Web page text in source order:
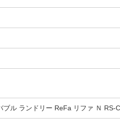
ル ランドリー ReFa リファ Ｎ RS-